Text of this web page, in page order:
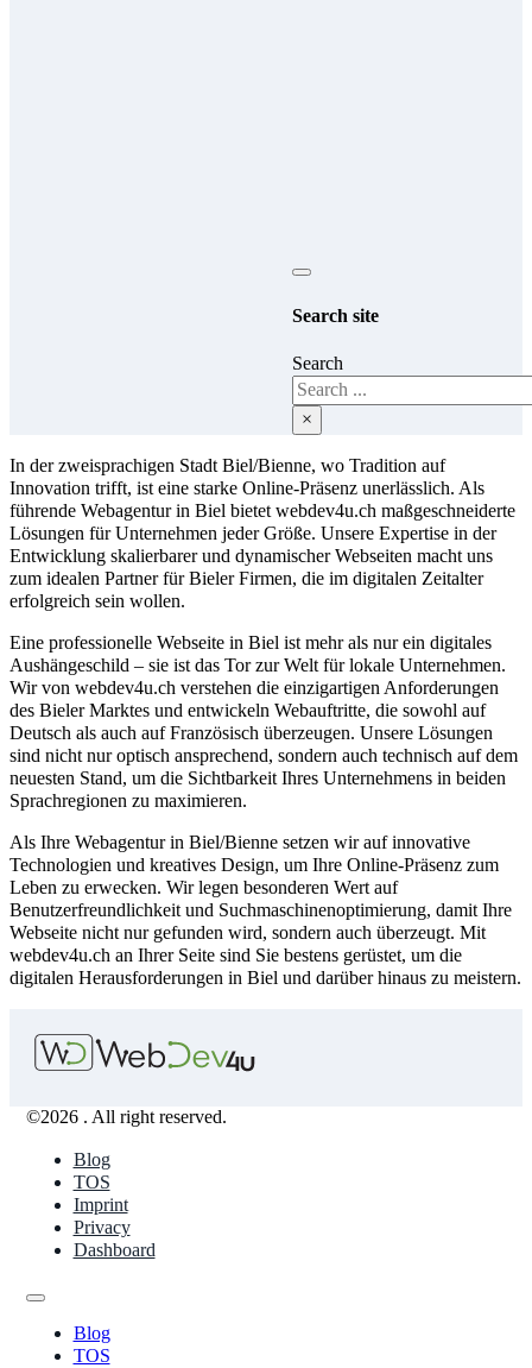
Search site
Search
×
In der zweisprachigen Stadt Biel/Bienne, wo Tradition auf
Innovation trifft, ist eine starke Online-Präsenz unerlässlich. Als
führende Webagentur in Biel bietet webdev4u.ch maßgeschneiderte
Lösungen für Unternehmen jeder Größe. Unsere Expertise in der
Entwicklung skalierbarer und dynamischer Webseiten macht uns
zum idealen Partner für Bieler Firmen, die im digitalen Zeitalter
erfolgreich sein wollen.
Eine professionelle Webseite in Biel ist mehr als nur ein digitales
Aushängeschild – sie ist das Tor zur Welt für lokale Unternehmen.
Wir von webdev4u.ch verstehen die einzigartigen Anforderungen
des Bieler Marktes und entwickeln Webauftritte, die sowohl auf
Deutsch als auch auf Französisch überzeugen. Unsere Lösungen
sind nicht nur optisch ansprechend, sondern auch technisch auf dem
neuesten Stand, um die Sichtbarkeit Ihres Unternehmens in beiden
Sprachregionen zu maximieren.
Als Ihre Webagentur in Biel/Bienne setzen wir auf innovative
Technologien und kreatives Design, um Ihre Online-Präsenz zum
Leben zu erwecken. Wir legen besonderen Wert auf
Benutzerfreundlichkeit und Suchmaschinenoptimierung, damit Ihre
Webseite nicht nur gefunden wird, sondern auch überzeugt. Mit
webdev4u.ch an Ihrer Seite sind Sie bestens gerüstet, um die
digitalen Herausforderungen in Biel und darüber hinaus zu meistern.
©2026 . All right reserved.
Blog
TOS
Imprint
Privacy
Dashboard
Blog
TOS